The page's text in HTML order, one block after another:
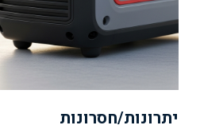
יתרונות/חסרונות